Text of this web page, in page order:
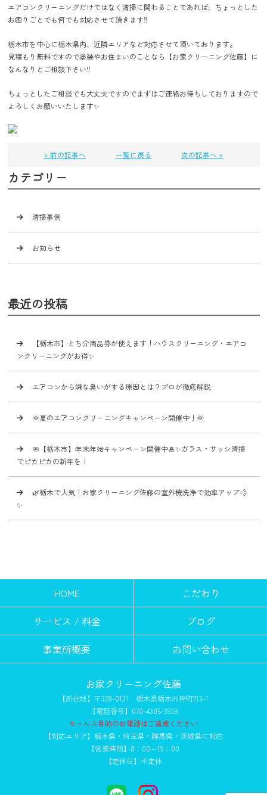
エアコンクリーニングだけではなく清掃に関わることであれば、ちょっとした
お困りごとでも何でも対応させて頂きます‼️
栃木市を中心に栃木県内、近隣エリアなど対応させて頂いております。
見積もり無料ですので塗装やお住まいのことなら【お家クリーニング佐藤】に
なんなりとご相談下さい‼️
ちょっとしたご相談でも大丈夫ですのでまずはご連絡お待ちしておりますので
よろしくお願いいたします✨
« 前の記事へ 一覧に戻る 次の記事へ »
カテゴリー
清掃事例
お知らせ
最近の投稿
【栃木市】とち介商品券が使えます！ハウスクリーニング・エアコ
ンクリーニングがお得✨
エアコンから嫌な臭いがする原因とは？プロが徹底解説
🌞夏のエアコンクリーニングキャンペーン開催中！🌞
🧼【栃木市】年末年始キャンペーン開催中🎍✨ガラス・サッシ清掃
でピカピカの新年を！
🌿栃木で人気！お家クリーニング佐藤の室外機洗浄で効率アップ💨
✨
HOME
こだわり
サービス / 料金
ブログ
事業所概要
お問い合わせ
お家クリーニング佐藤
【所在地】〒328-0131 栃木県栃木市梓町213-1
【電話番号】070-4305-3928
セールス目的のお電話はご遠慮ください
【対応エリア】栃木県・埼玉県・群馬県・茨城県に対応
【営業時間】8：00～19：00
【定休日】不定休